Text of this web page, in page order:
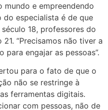
mundo e empreendendo
do especialista é de que
18, professores do
“Precisamos não tiver a
engajar as pessoas”.
para o fato de que o
não se restringe à
ferramentas digitais.
com pessoas, não de